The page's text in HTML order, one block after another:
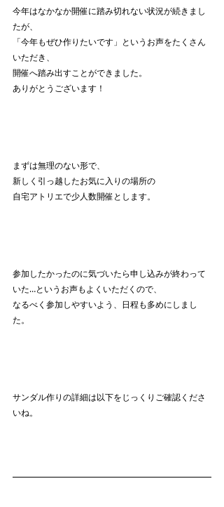
今年はなかなか開催に踏み切れない状況が続きまし
たが、
「今年もぜひ作りたいです」というお声をたくさん
いただき、
開催へ踏み出すことができました。
ありがとうございます！
まずは無理のない形で、
新しく引っ越したお気に入りの場所の
自宅アトリエで少人数開催とします。
参加したかったのに気づいたら申し込みが終わって
いた…というお声もよくいただくので、
なるべく参加しやすいよう、日程も多めにしまし
た。
サンダル作りの詳細は以下をじっくりご確認くださ
いね。